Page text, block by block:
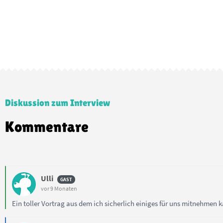
Diskussion zum Interview
Kommentare
Ulli
vor 9 Monaten
Ein toller Vortrag aus dem ich sicherlich einiges für uns mitnehmen